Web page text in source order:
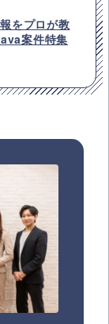
をプロが教
案件特集